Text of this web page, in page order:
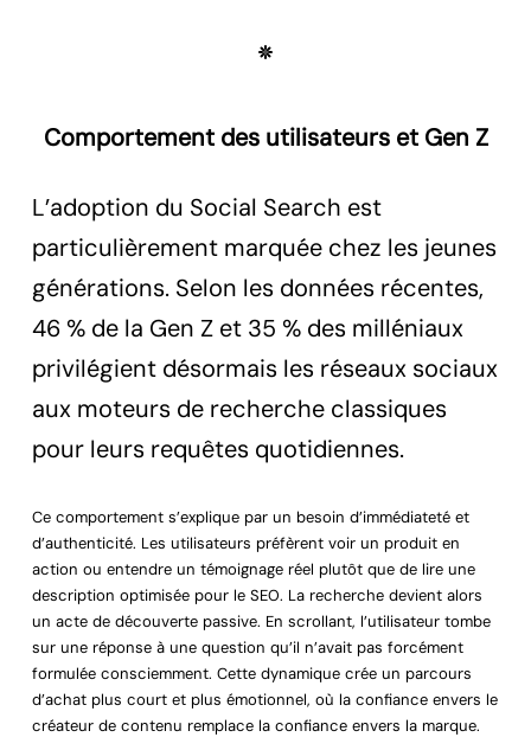
Comportement des utilisateurs et Gen Z
L’adoption du Social Search est
particulièrement marquée chez les jeunes
générations. Selon les données récentes,
46 % de la Gen Z et 35 % des milléniaux
privilégient désormais les réseaux sociaux
aux moteurs de recherche classiques
pour leurs requêtes quotidiennes.
Ce comportement s’explique par un besoin d’immédiateté et
d’authenticité. Les utilisateurs préfèrent voir un produit en
action ou entendre un témoignage réel plutôt que de lire une
description optimisée pour le SEO. La recherche devient alors
un acte de découverte passive. En scrollant, l’utilisateur tombe
sur une réponse à une question qu’il n’avait pas forcément
formulée consciemment. Cette dynamique crée un parcours
d’achat plus court et plus émotionnel, où la confiance envers le
créateur de contenu remplace la confiance envers la marque.